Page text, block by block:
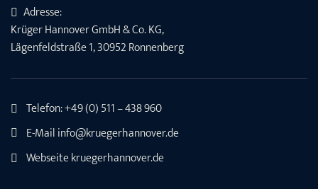
Adresse:
Krüger Hannover GmbH & Co. KG,
Lägenfeldstraße 1, 30952 Ronnenberg
Telefon:+49 (0) 511 – 438 960
E-Mailinfo@kruegerhannover.de
Webseitekruegerhannover.de